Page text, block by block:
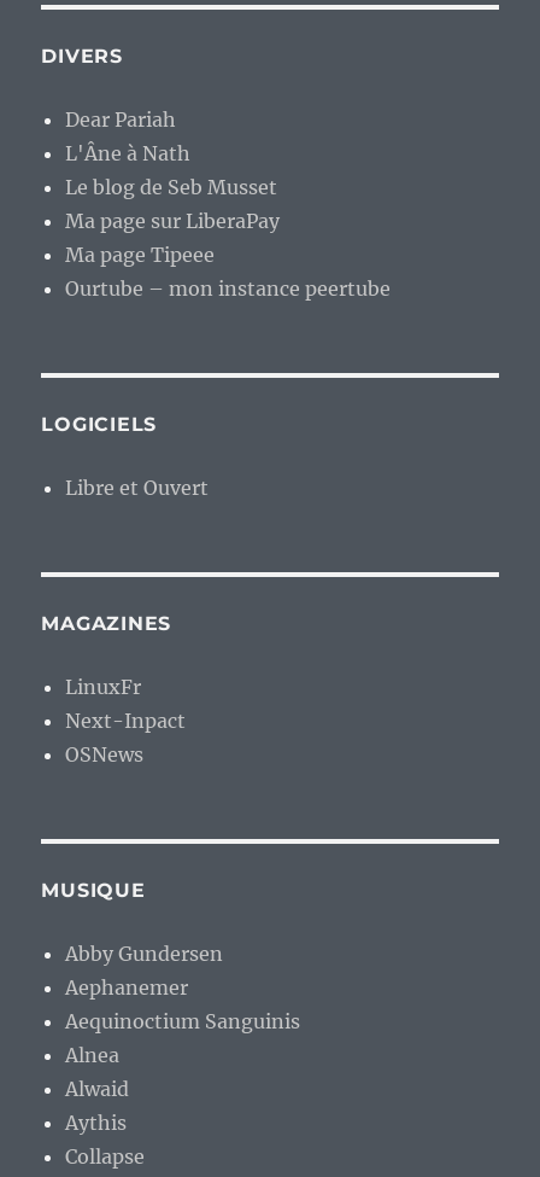
DIVERS
Dear Pariah
L'Âne à Nath
Le blog de Seb Musset
Ma page sur LiberaPay
Ma page Tipeee
Ourtube – mon instance peertube
LOGICIELS
Libre et Ouvert
MAGAZINES
LinuxFr
Next-Inpact
OSNews
MUSIQUE
Abby Gundersen
Aephanemer
Aequinoctium Sanguinis
Alnea
Alwaid
Aythis
Collapse